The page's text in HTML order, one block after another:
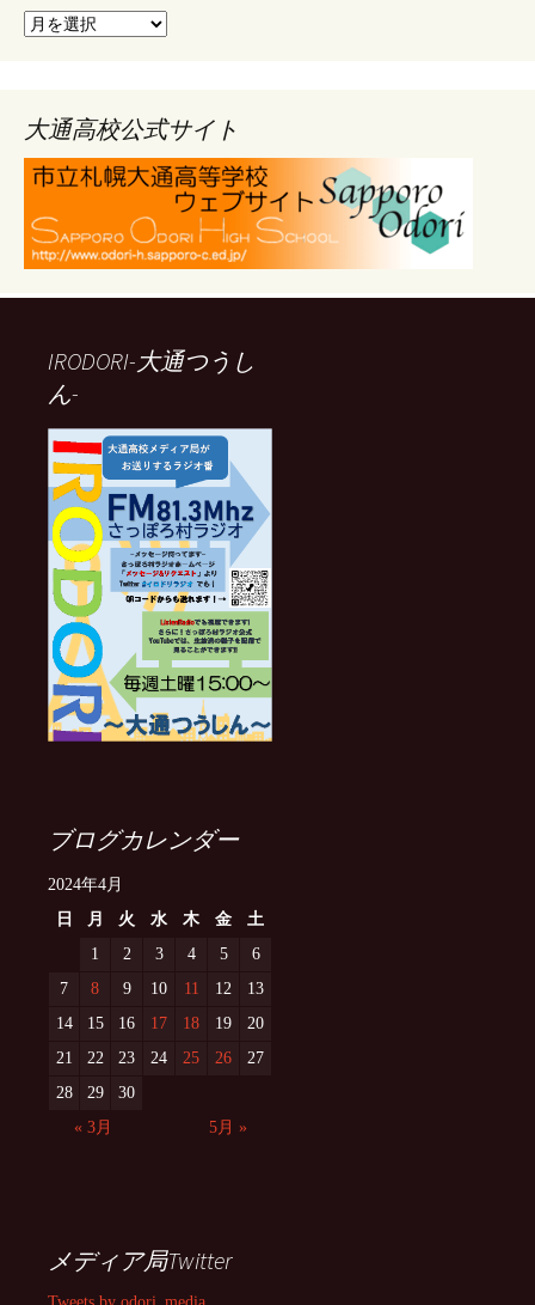
ア
ブ
大通高校公式サイト
IRODORI-大通つうし
ん-
ブログカレンダー
2024年4月
日
月 火 水 木 金
土
1
2 3 4 5
6
7
8 9 10 11 12
13
14
15 16 17 18 19
20
21
22 23 24 25 26
27
28
29
30
« 3月
5月 »
メディア局Twitter